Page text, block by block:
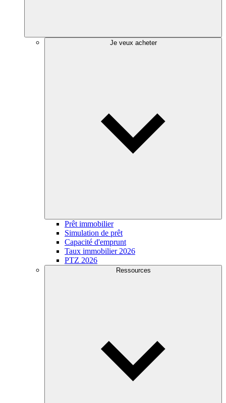
Je veux acheter
Prêt immobilier
Simulation de prêt
Capacité d'emprunt
Taux immobilier 2026
PTZ 2026
Ressources